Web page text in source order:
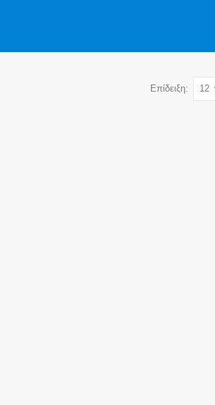
Επίδειξη: